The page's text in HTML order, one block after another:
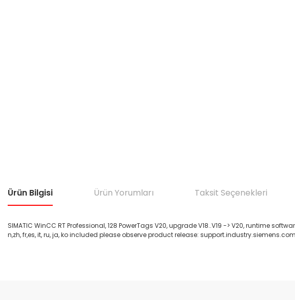
Ürün Bilgisi Ürün Yorumları Taksit Seçenekleri
SIMATIC WinCC RT Professional, 128 PowerTags V20, upgrade V18..V19 -> V20, runtime
n,zh, fr,es, it, ru, ja, ko included please observe product release: